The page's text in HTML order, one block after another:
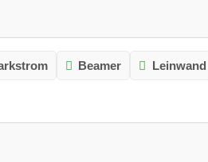
Beamer Leinwand